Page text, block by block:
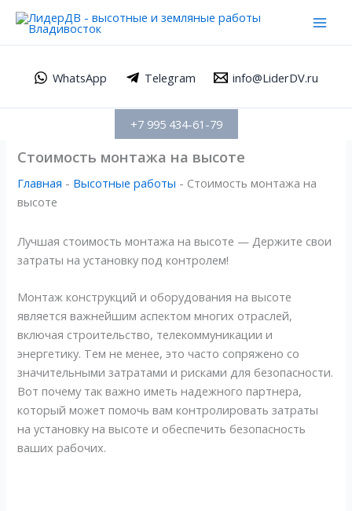
Перейти
содержимому
Main
WhatsApp Telegram info@LiderDV.ru
+7 995 434-61-79
Стоимость монтажа на высоте
Главная - Высотные работы - Стоимость монтажа на
высоте
Лучшая стоимость монтажа на высоте — Держите свои
затраты на установку под контролем!
Монтаж конструкций и оборудования на высоте
является важнейшим аспектом многих отраслей,
включая строительство, телекоммуникации и
энергетику. Тем не менее, это часто сопряжено со
значительными затратами и рисками для безопасности.
Вот почему так важно иметь надежного партнера,
который может помочь вам контролировать затраты
на установку на высоте и обеспечить безопасность
ваших рабочих.